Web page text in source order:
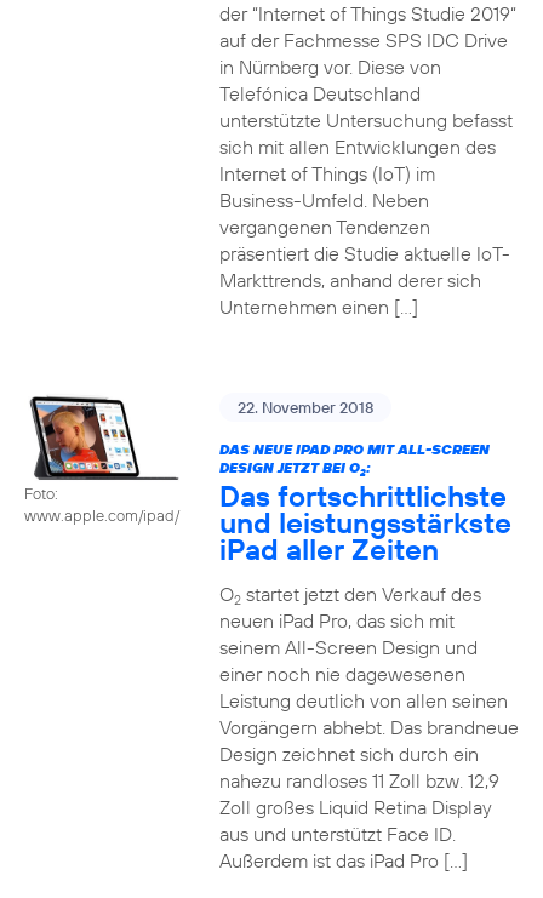
der “Internet of Things Studie 2019“
auf der Fachmesse SPS IDC Drive
in Nürnberg vor. Diese von
Telefónica Deutschland
unterstützte Untersuchung befasst
sich mit allen Entwicklungen des
Internet of Things (IoT) im
Business-Umfeld. Neben
vergangenen Tendenzen
präsentiert die Studie aktuelle IoT-
Markttrends, anhand derer sich
Unternehmen einen […]
Foto:
www.apple.com/ipad/
22. November 2018
DAS NEUE IPAD PRO MIT ALL-SCREEN
DESIGN JETZT BEI O2:
Das fortschrittlichste
und leistungsstärkste
iPad aller Zeiten
O2startet jetzt den Verkauf des
neuen iPad Pro, das sich mit
seinem All-Screen Design und
einer noch nie dagewesenen
Leistung deutlich von allen seinen
Vorgängern abhebt. Das brandneue
Design zeichnet sich durch ein
nahezu randloses 11 Zoll bzw. 12,9
Zoll großes Liquid Retina Display
aus und unterstützt Face ID.
Außerdem ist das iPad Pro […]